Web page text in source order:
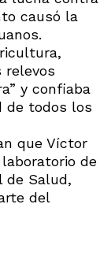
causó la
relevos
y confiaba
de todos los
que Víctor
de
de Salud,
del